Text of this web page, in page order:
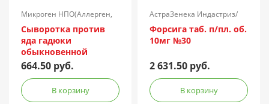
Микроген НПО(Аллерген,
г.Ставрополь)/Россия
Сыворотка против
яда гадюки
обыкновенной
лошадиная
очищенная
концентрированная
жидкая амп.(р-р д/
664.50 руб.
В корзину
АстраЗенека Индастриз/
Россия
Форсига таб. п/пл. об.
10мг №30
2 631.50 руб.
В корзину